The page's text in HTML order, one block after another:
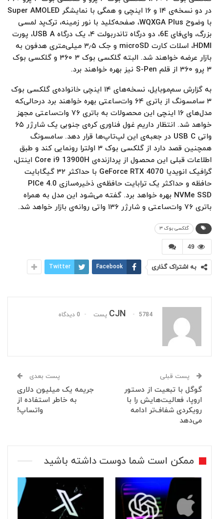
در دو نسخه‌ی ۱۴ و ۱۶ اینچی و همگی با نمایشگر Super AMOLED
با وضوح WQXGA Plus، صفحه‌کلید با نور زمینه، ترک‌پد لمسی
بزرگ، وای‌فای 6E، دو درگاه تاندربولت ۴، یک درگاه USB A، پورت
HDMI، اسلات کارت microSD و جک ۳٫۵ میلی‌متری هدفون به
بازار عرضه خواهند شد. البته گلکسی بوک ۳ ۳۶۰ و گلکسی بوک
۳ پرو ۳۶۰ از قلم S-Pen نیز بهره خواهند برد.
به گزارش سم‌موبایل، نسخه‌های ۱۴ اینچی خانواده‌ی گلکسی بوک
۳ سامسونگ از باتری ۶۴ وات‌ساعتی بهره خواهند برد درحالی‌که
مدل‌های ۱۶ اینچی این محصولات به باتری ۷۶ وات‌ساعتی مجهز
خواهد شد. انتظار داریم غول فناوری کره‌ی جنوبی یک شارژر ۶۵
واتی USB C در جعبه‌ی این لپ‌تاپ‌ها قرار دهد. سامسونگ
همچنین قصد دارد از گلکسی بوک ۳ اولترا رونمایی کند و طبق
اطلاعات قبلی این محصول از پردازنده‌ی Core i9 13900H اینتل،
گرافیک انویدیا GeForce RTX 4070 با حداکثر ۳۲ گیگابایت
حافظه و حداکثر یک ترابایت حافظه‌ی ذخیره‌سازی PICe 4.0
NVMe SSD بهره خواهد برد. گفته می‌شود این مدل به همراه
باتری ۷۶ وات‌ساعتی و شارژر ۱۳۶ واتی روانه‌ی بازار خواهد شد.
گلکسی بوک ۳
49
به اشتراک گذاری Facebook
Twitter
CJN 5784 پست 0 دیدگاه
پست قبلی
گوگل با تبعیت از دستور
اروپا، فعالیت‌هایش را با
رویکردی شفاف‌تر ادامه
می‌دهد
پست بعدی
جریمه یک میلیون دلاری
به خاطر استفاده از
واتساپ!
ممکن است شما دوست داشته باشید